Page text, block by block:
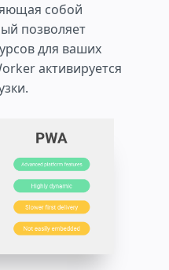
собой
позволяет
для ваших
активируется